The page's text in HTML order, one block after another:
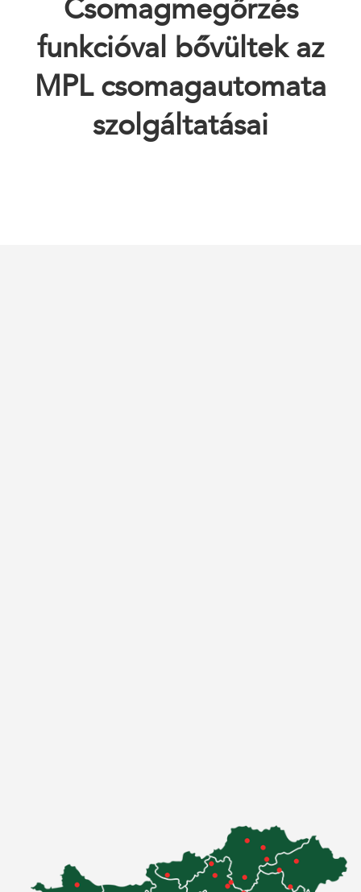
Csomagmegőrzés
funkcióval bővültek az
MPL csomagautomata
szolgáltatásai